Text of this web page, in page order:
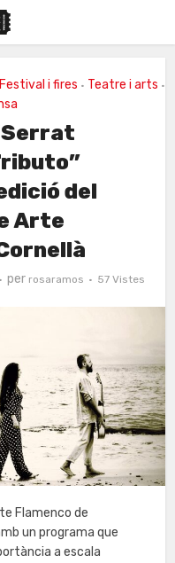
Festival i fires • Teatre i arts •
del
Arte
per rosaramos 57 Vistes
Flamenco de
un programa que
a escala